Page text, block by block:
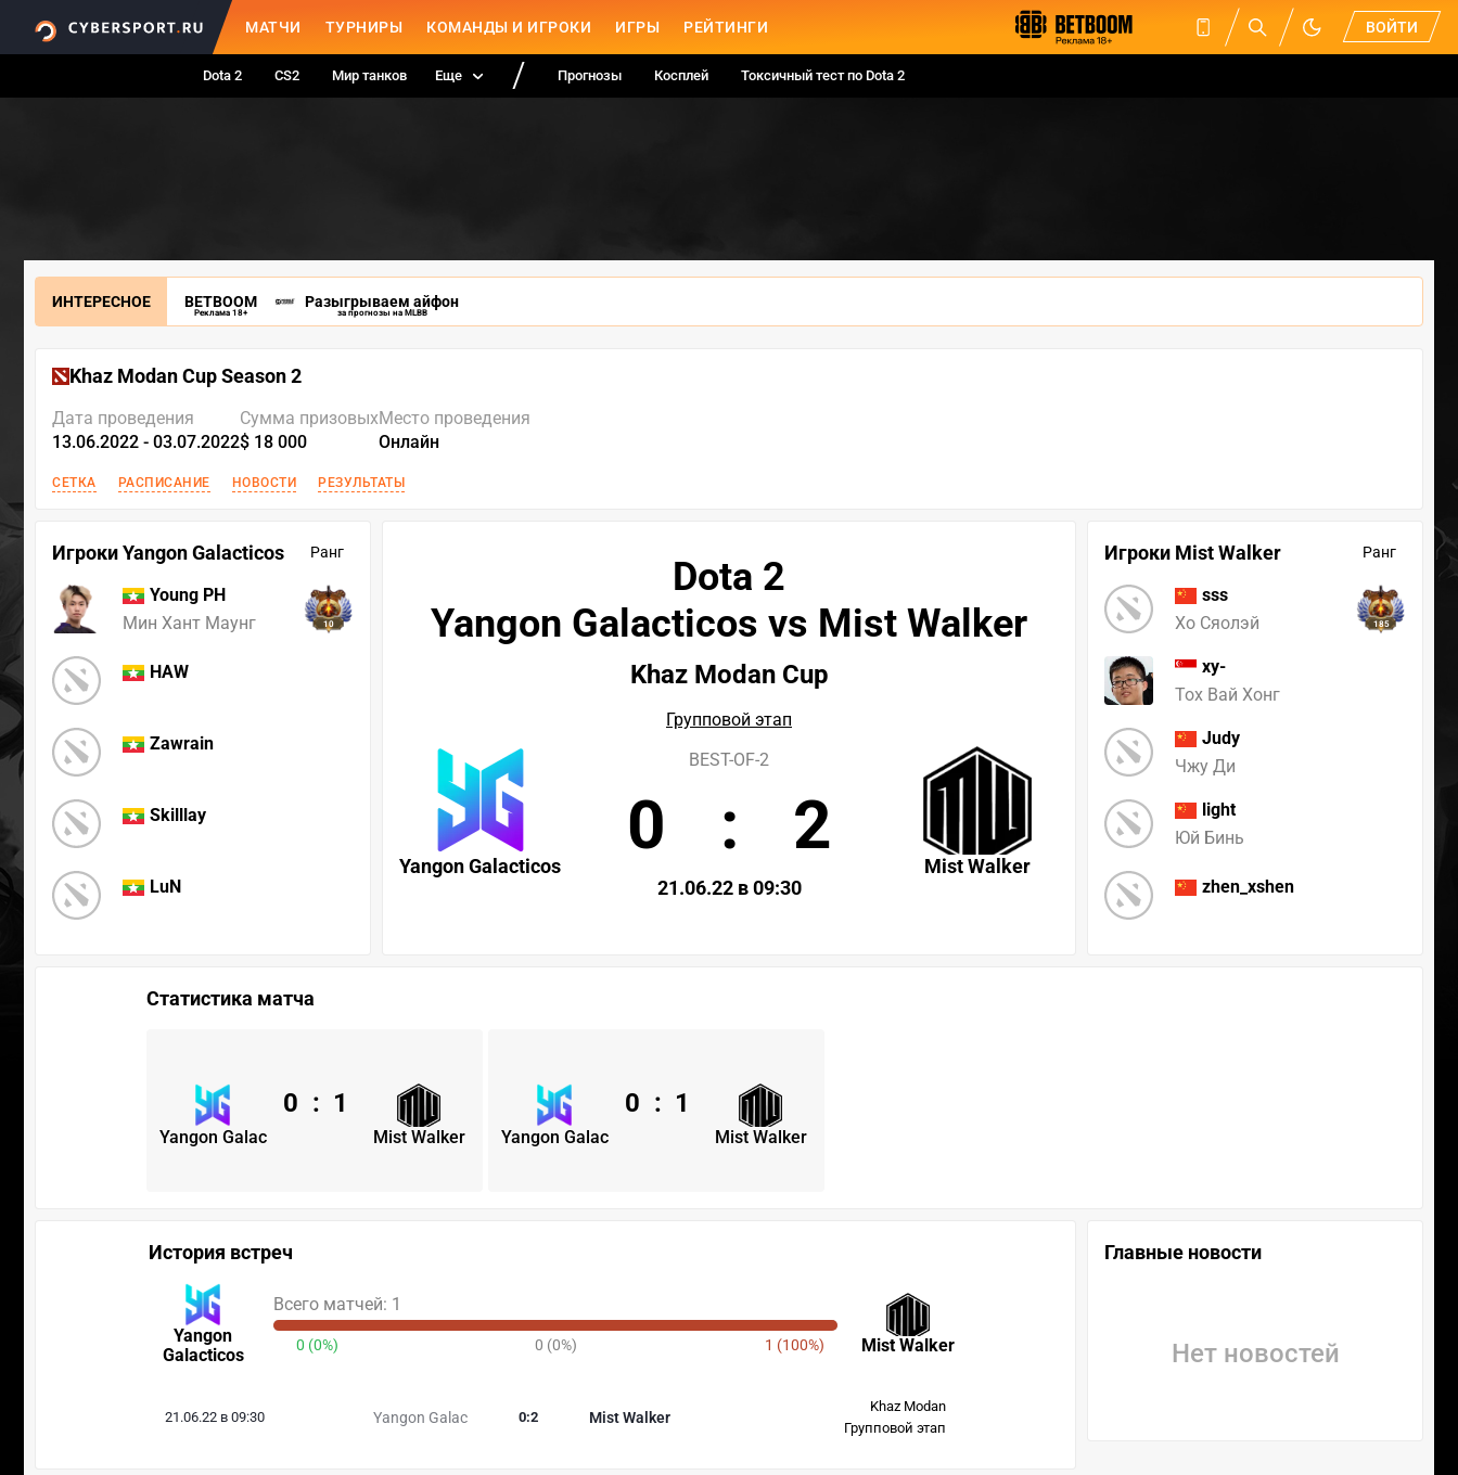
МАТЧИ ТУРНИРЫ КОМАНДЫ И ИГРОКИ ИГРЫ РЕЙТИНГИ ВОЙТИ
Dota 2 CS2 Мир танков Еще Прогнозы Косплей Токсичный тест по Dota 2
ИНТЕРЕСНОЕ BETBOOM
Реклама 18+
Разыгрываем айфон
за прогнозы на MLBB
Khaz Modan Cup Season 2
Дата проведения
13.06.2022 - 03.07.2022
Сумма призовых
$ 18 000
Место проведения
Онлайн
СЕТКА РАСПИСАНИЕ НОВОСТИ РЕЗУЛЬТАТЫ
Игроки Yangon Galacticos Ранг
Young PH
Мин Хант Маунг
10
HAW
Zawrain
Skilllay
LuN
Игроки Mist Walker Ранг
sss
Хо Сяолэй
185
xy-
Тох Вай Хонг
Judy
Чжу Ди
light
Юй Бинь
zhen_xshen
Dota 2
Yangon Galacticos vs Mist Walker
Khaz Modan Cup
Групповой этап
Yangon Galacticos Mist Walker
BEST-OF-2
0 : 2
21.06.22 в 09:30
Статистика матча
Yangon Galac Mist Walker
0 : 1
Yangon Galac Mist Walker
0 : 1
История встреч
Yangon
Galacticos
Mist Walker
Всего матчей: 1
0 (0%) 0 (0%) 1 (100%)
21.06.22 в 09:30 Yangon Galac Mist Walker
0:2
Khaz Modan
Групповой этап
Главные новости
Нет новостей